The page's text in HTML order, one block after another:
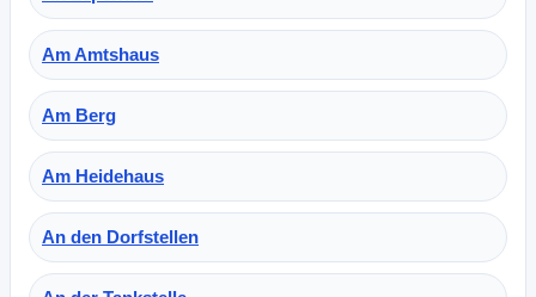
Am Amtshaus
Am Berg
Am Heidehaus
An den Dorfstellen